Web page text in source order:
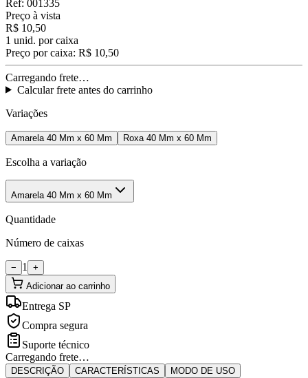
Ref: 001335
Preço à vista
R$ 10,50
1 unid. por caixa
Preço por caixa: R$ 10,50
Carregando frete…
Calcular frete antes do carrinho
Variações
Amarela 40 Mm x 60 Mm Roxa 40 Mm x 60 Mm
Escolha a variação
Amarela 40 Mm x 60 Mm
Quantidade
Número de caixas
− 1
+
Adicionar ao carrinho
Entrega SP
Compra segura
Suporte técnico
Carregando frete…
DESCRIÇÃO CARACTERÍSTICAS
MODO DE USO